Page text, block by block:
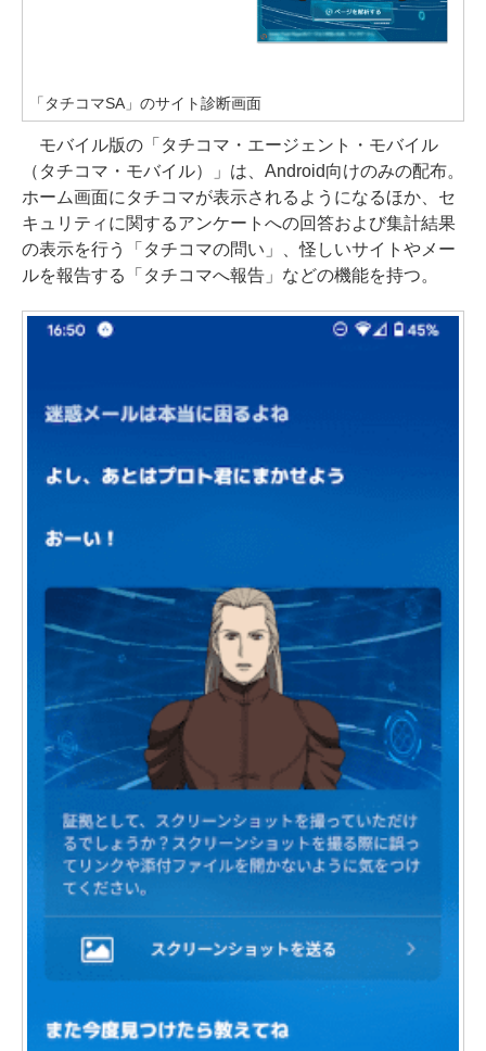
「タチコマSA」のサイト診断画面
モバイル版の「タチコマ・エージェント・モバイル
（タチコマ・モバイル）」は、Android向けのみの配布。
ホーム画面にタチコマが表示されるようになるほか、セ
キュリティに関するアンケートへの回答および集計結果
の表示を行う「タチコマの問い」、怪しいサイトやメー
ルを報告する「タチコマへ報告」などの機能を持つ。